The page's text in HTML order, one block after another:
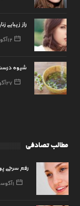
راز
12 آگوست, 2017
شیوه
27 آگوست, 2017
مطالب تصادفی
رفع سرخی
1 آگوست, 2017